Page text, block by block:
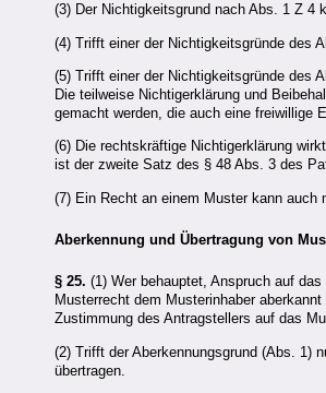
(3) Der Nichtigkeitsgrund nach Abs. 1 Z 4
(4) Trifft einer der Nichtigkeitsgründe des
(5) Trifft einer der Nichtigkeitsgründe des
Die teilweise Nichtigerklärung und
gemacht werden, die auch eine freiwillige
(6) Die rechtskräftige Nichtigerklärung
ist der zweite Satz des § 48 Abs. 3 des
(7) Ein Recht an einem Muster kann auch
Aberkennung und Übertragung von
§ 25. (1) Wer behauptet, Anspruch auf
Musterrecht dem Musterinhaber
Zustimmung des Antragstellers auf das
(2) Trifft der Aberkennungsgrund (Abs. 1)
übertragen.